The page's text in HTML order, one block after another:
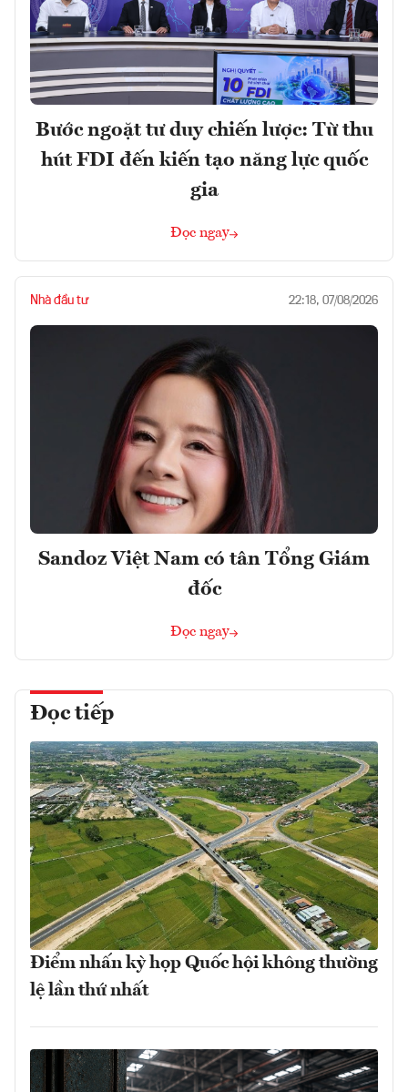
Bước ngoặt tư duy chiến lược: Từ thu
hút FDI đến kiến tạo năng lực quốc
gia
Đọc ngay
Nhà đầu tư 22:18, 07/08/2026
Sandoz Việt Nam có tân Tổng Giám
đốc
Đọc ngay
Đọc tiếp
Điểm nhấn kỳ họp Quốc hội không thường
lệ lần thứ nhất